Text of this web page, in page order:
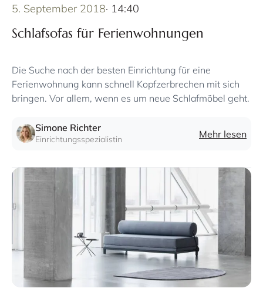
5. September 2018· 14:40
Schlafsofas für Ferienwohnungen
Die Suche nach der besten Einrichtung für eine
Ferienwohnung kann schnell Kopfzerbrechen mit sich
bringen. Vor allem, wenn es um neue Schlafmöbel geht.
Simone Richter
Einrichtungsspezialistin Mehr lesen